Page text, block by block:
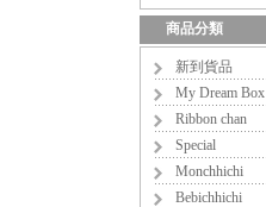
商品分類
新到貨品
My Dream Box
Ribbon chan
Special
Monchhichi
Bebichhichi